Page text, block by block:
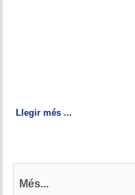
Llegir més ...
Més...